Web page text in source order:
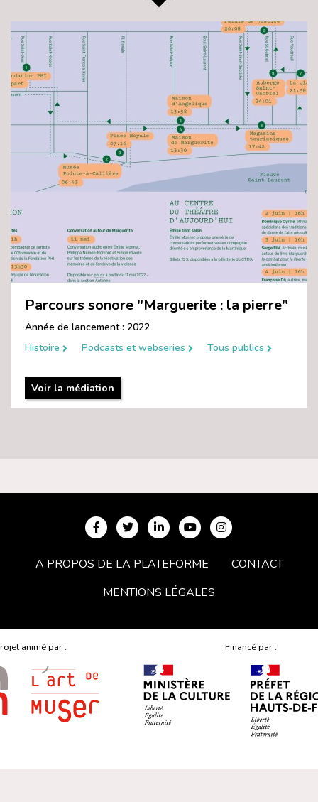
Parcours sonore "Marguerite : la pierre"
Année de lancement : 2022
Histoire
Podcasts et webseries Tous publics
Voir la médiation
A PROPOS DE LA PLATEFORME
CONTACT
MENTIONS LÉGALES
animé par : Financé par :